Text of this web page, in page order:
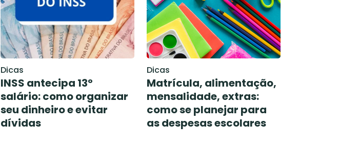
Dicas
INSS antecipa 13º
salário: como organizar
seu dinheiro e evitar
dívidas
Dicas
Matrícula, alimentação,
mensalidade, extras:
como se planejar para
as despesas escolares